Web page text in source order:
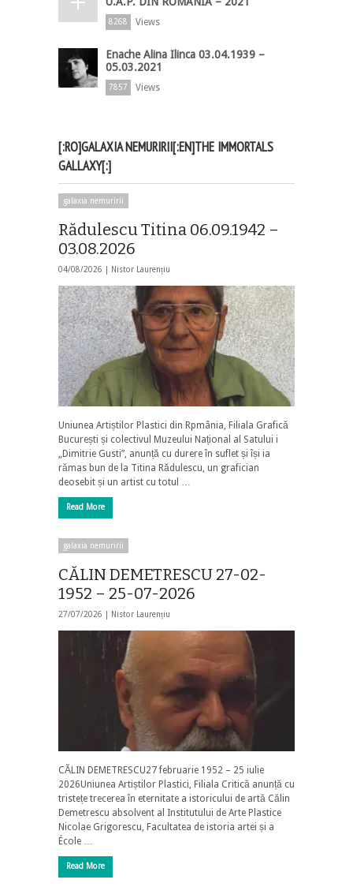
8268 Views
Enache Alina Ilinca 03.04.1939 –
05.03.2021
7857 Views
[:RO]GALAXIA NEMURIRII[:EN]THE IMMORTALS
GALLAXY[:]
galaxia nemuririi
Rădulescu Titina 06.09.1942 –
03.08.2026
04/08/2026 | Nistor Laurențiu
Uniunea Artiștilor Plastici din Rpmânia, Filiala Grafică
București și colectivul Muzeului Național al Satului i
„Dimitrie Gusti”, anunță cu durere în suflet și își ia
rămas bun de la Titina Rădulescu, un grafician
deosebit și un artist cu totul …
Read More
galaxia nemuririi
CĂLIN DEMETRESCU 27-02-
1952 – 25-07-2026
27/07/2026 | Nistor Laurențiu
CĂLIN DEMETRESCU27 februarie 1952 – 25 iulie
2026Uniunea Artiștilor Plastici, Filiala Critică anunță cu
tristețe trecerea în eternitate a istoricului de artă Călin
Demetrescu absolvent al Institutului de Arte Plastice
Nicolae Grigorescu, Facultatea de istoria artei și a
École …
Read More